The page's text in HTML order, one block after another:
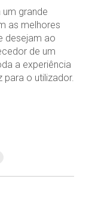
grande
as melhores
desejam ao
de um
a experiência
o utilizador.